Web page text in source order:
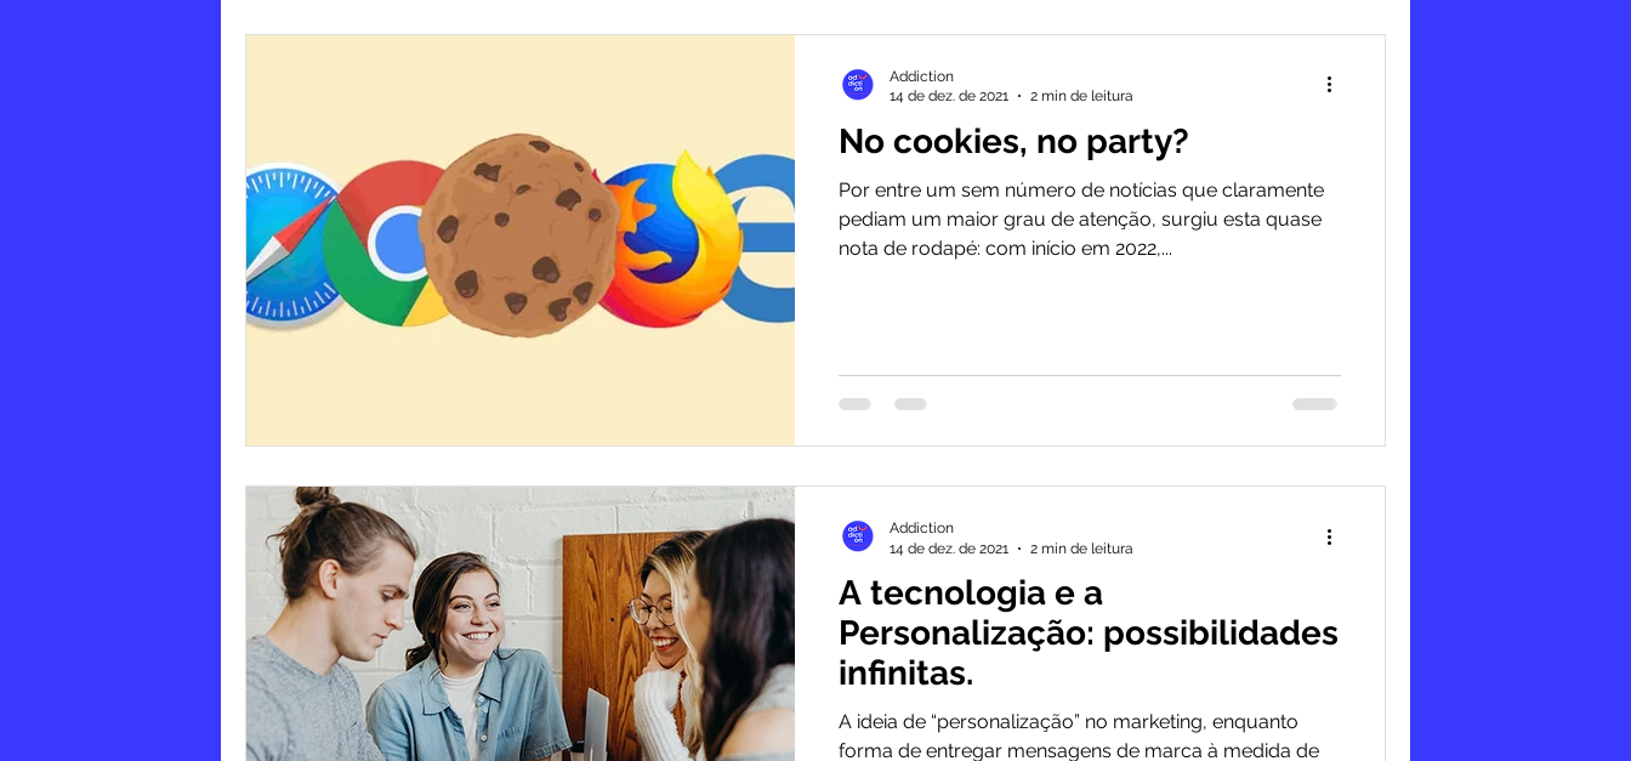
No cookies, no party?
Por entre um sem número de notícias que claramente
pediam um maior grau de atenção, surgiu esta quase
nota de rodapé: com início em 2022,...
Addiction
14 de dez. de 2021
2 min de leitura
A tecnologia e a
Personalização: possibilidades
infinitas.
A ideia de “personalização” no marketing, enquanto
forma de entregar mensagens de marca à medida de
Addiction
14 de dez. de 2021
2 min de leitura